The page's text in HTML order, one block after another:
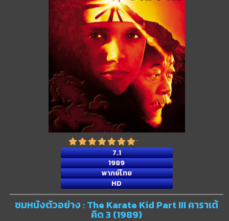
7.1
1989
พากย์ไทย
HD
ชมหนังตัวอย่าง : The Karate Kid Part III คาราเต้
คิด 3 (1989)